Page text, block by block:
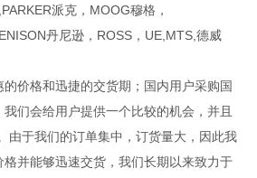
派克，MOOG穆格，
丹尼逊，ROSS，UE,MTS,德威
价格和迅捷的交货期；国内用户采购国
们会给用户提供一个比较的机会，并且
由于我们的订单集中，订货量大，因此我
并能够迅速交货，我们长期以来致力于